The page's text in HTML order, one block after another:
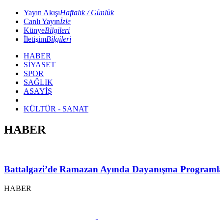
Yayın AkışıHaftalık / Günlük
Canlı Yayınİzle
KünyeBilgileri
İletişimBilgileri
HABER
SİYASET
SPOR
SAĞLIK
ASAYİŞ
KÜLTÜR - SANAT
HABER
Battalgazi’de Ramazan Ayında Dayanışma
HABER